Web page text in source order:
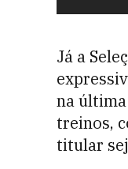
Já a
na
treinos,
titular